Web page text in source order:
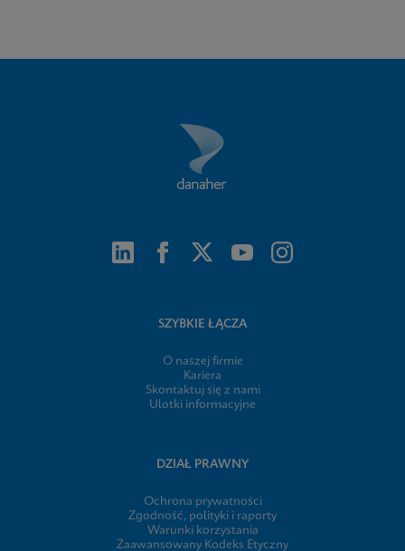
SZYBKIE ŁĄCZA
O naszej firmie
Kariera
Skontaktuj się z nami
Ulotki informacyjne
DZIAŁ PRAWNY
Ochrona prywatności
Zgodność, polityki i raporty
Warunki korzystania
Zaawansowany Kodeks Etyczny